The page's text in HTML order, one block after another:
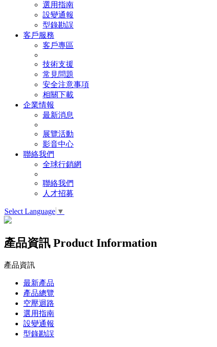
選用指南
設變通報
型錄勘誤
客戶服務
客戶專區
技術支援
常見問題
安全注意事項
相關下載
企業情報
最新消息
展覽活動
影音中心
聯絡我們
全球行銷網
聯絡我們
人才招募
Select Language ▼
產品資訊 Product Information
產品資訊
最新產品
產品總覽
空壓迴路
選用指南
設變通報
型錄勘誤